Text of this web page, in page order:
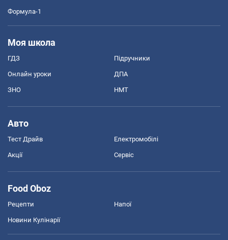
Формула-1
Моя школа
ГДЗ Підручники
Онлайн уроки ДПА
ЗНО НМТ
Авто
Тест Драйв Електромобілі
Акції Сервіс
Food Oboz
Рецепти Напої
Новини Кулінарії